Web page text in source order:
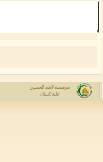
2012 Saytdan
Miras və İslam